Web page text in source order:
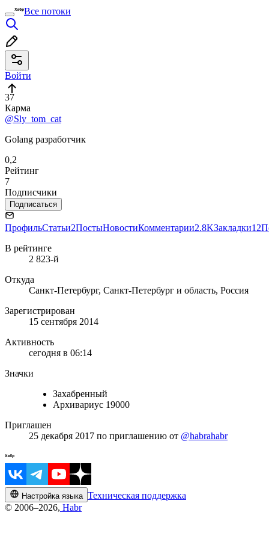
Все потоки
Войти
37
Карма
@Sly_tom_cat
Golang разработчик
0,2
Рейтинг
7
Подписчики
Подписаться
ПрофильСтатьи2ПостыНовостиКомментарии2.8KЗакладки12
В рейтинге
2 823-й
Откуда
Санкт-Петербург, Санкт-Петербург и область, Россия
Зарегистрирован
15 сентября 2014
Активность
сегодня в 06:14
Значки
Захабренный
Архивариус 19000
Приглашен
25 декабря 2017 по приглашению от @habrahabr
Настройка языка Техническая поддержка
© 2006–2026, Habr